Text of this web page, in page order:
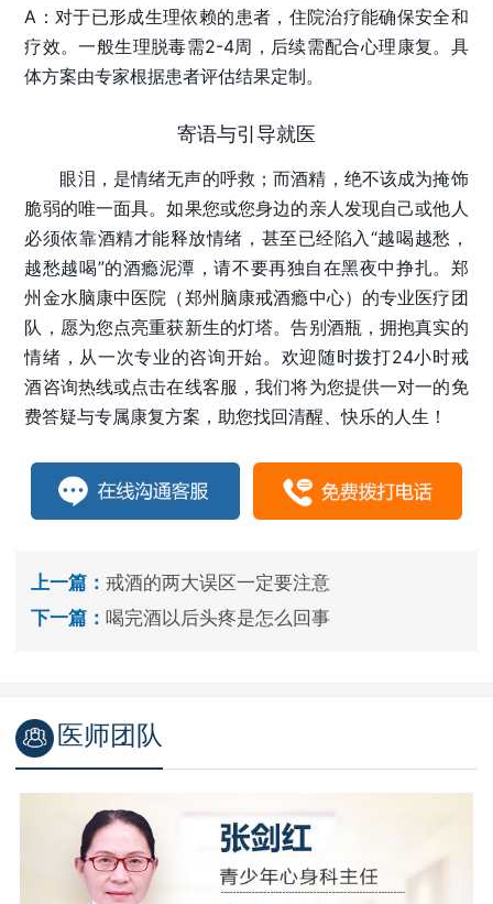
A：对于已形成生理依赖的患者，住院治疗能确保安全和
疗效。一般生理脱毒需2-4周，后续需配合心理康复。具
体方案由专家根据患者评估结果定制。
寄语与引导就医
眼泪，是情绪无声的呼救；而酒精，绝不该成为掩饰
脆弱的唯一面具。如果您或您身边的亲人发现自己或他人
必须依靠酒精才能释放情绪，甚至已经陷入“越喝越愁，
越愁越喝”的酒瘾泥潭，请不要再独自在黑夜中挣扎。 郑
州金水脑康中医院（郑州脑康戒酒瘾中心） 的专业医疗团
队，愿为您点亮重获新生的灯塔。告别酒瓶，拥抱真实的
情绪，从一次专业的咨询开始。欢迎随时拨打24小时戒
酒咨询热线或点击在线客服，我们将为您提供一对一的免
费答疑与专属康复方案，助您找回清醒、快乐的人生！
上一篇： 戒酒的两大误区一定要注意
下一篇： 喝完酒以后头疼是怎么回事
医师团队